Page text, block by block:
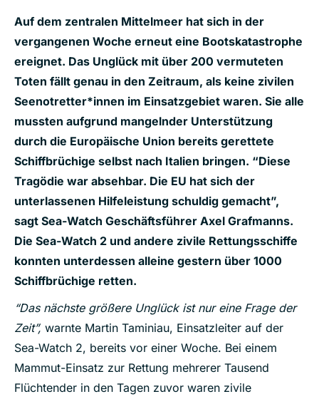
Auf dem zentralen Mittelmeer hat sich in der
vergangenen Woche erneut eine Bootskatastrophe
ereignet. Das Unglück mit über 200 vermuteten
Toten fällt genau in den Zeitraum, als keine zivilen
Seenotretter*innen im Einsatzgebiet waren. Sie alle
mussten aufgrund mangelnder Unterstützung
durch die Europäische Union bereits gerettete
Schiffbrüchige selbst nach Italien bringen. “Diese
Tragödie war absehbar. Die EU hat sich der
unterlassenen Hilfeleistung schuldig gemacht”,
sagt Sea-Watch Geschäftsführer Axel Grafmanns.
Die Sea-Watch 2 und andere zivile Rettungsschiffe
konnten unterdessen alleine gestern über 1000
Schiffbrüchige retten.
“Das nächste größere Unglück ist nur eine Frage der
Zeit”, warnte Martin Taminiau, Einsatzleiter auf der
Sea-Watch 2, bereits vor einer Woche. Bei einem
Mammut-Einsatz zur Rettung mehrerer Tausend
Flüchtender in den Tagen zuvor waren zivile